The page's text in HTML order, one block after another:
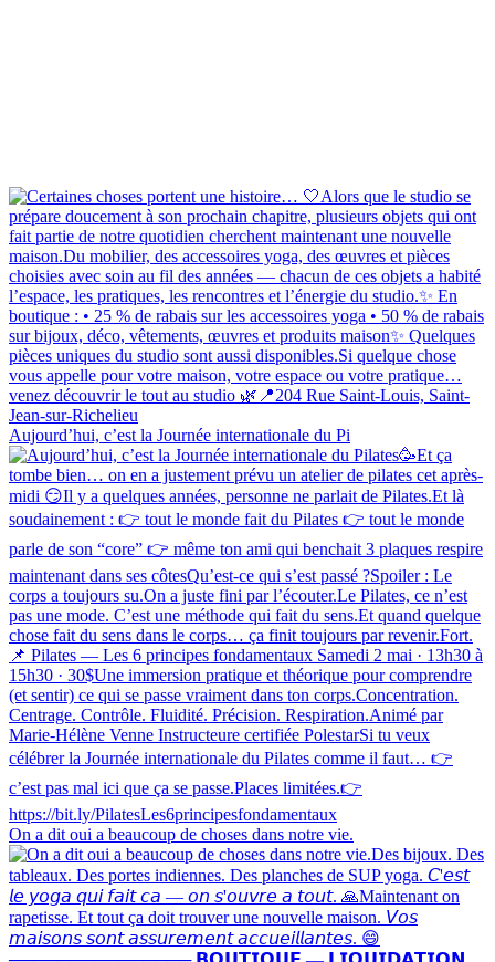
Aujourd’hui, c’est la Journée internationale du Pi
On a dit oui a beaucoup de choses dans notre vie.